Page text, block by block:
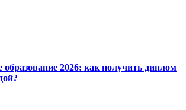
2026: как получить диплом